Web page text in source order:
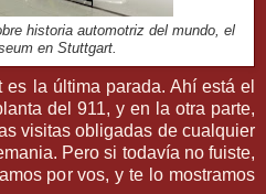
historia automotriz del mundo, el
en Stuttgart.
es la última parada. Ahí está el
del 911, y en la otra parte,
visitas obligadas de cualquier
Pero si todavía no fuiste,
por vos, y te lo mostramos